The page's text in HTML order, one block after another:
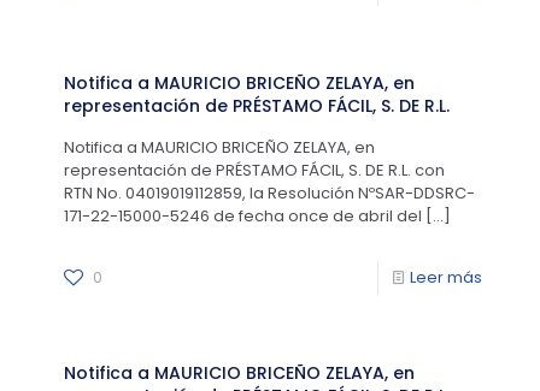
Notifica a MAURICIO BRICEÑO ZELAYA, en
representación de PRÉSTAMO FÁCIL, S. DE R.L.
Notifica a MAURICIO BRICEÑO ZELAYA, en
representación de PRÉSTAMO FÁCIL, S. DE R.L. con
RTN No. 04019019112859, la Resolución NºSAR-DDSRC-
171-22-15000-5246 de fecha once de abril del […]
0 Leer más
Notifica a MAURICIO BRICEÑO ZELAYA, en